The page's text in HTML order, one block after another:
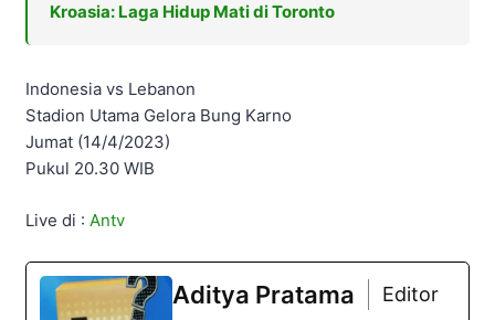
Kroasia: Laga Hidup Mati di Toronto
Indonesia vs Lebanon
Stadion Utama Gelora Bung Karno
Jumat (14/4/2023)
Pukul 20.30 WIB
Live di : Antv
Aditya Pratama Editor